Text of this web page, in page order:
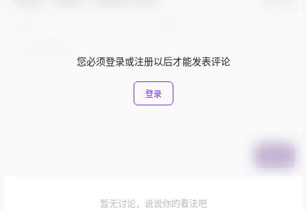
您必须登录或注册以后才能发表评论
登录
暂无讨论，说说你的看法吧